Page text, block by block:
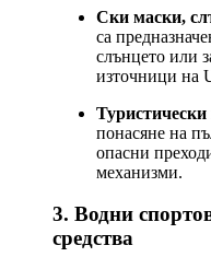
Ски маски,
са
слънцето или
източници на
понасяне на
опасни
механизми.
3. Водни
средства